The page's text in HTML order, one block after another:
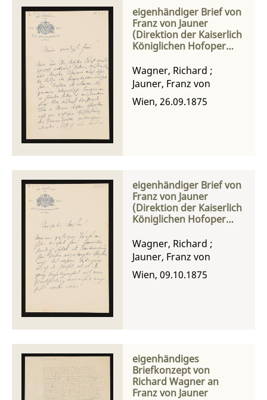
eigenhändiger Brief von
Franz von Jauner
(Direktion der Kaiserlich
Königlichen Hofoper
Wagner
Wagner, Richard ;
Jauner, Franz von
Wien, 26.09.1875
eigenhändiger Brief von
Franz von Jauner
(Direktion der Kaiserlich
Königlichen Hofoper
Wagner
Wagner, Richard ;
Jauner, Franz von
Wien, 09.10.1875
eigenhändiges
Briefkonzept von
Richard Wagner an
Franz von Jauner